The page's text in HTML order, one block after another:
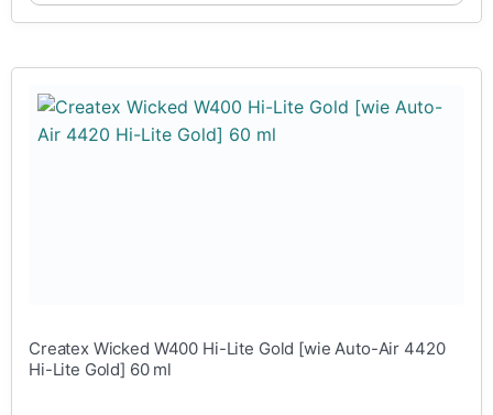
Createx Wicked W400 Hi-Lite Gold [wie Auto-Air 4420
Hi-Lite Gold] 60 ml